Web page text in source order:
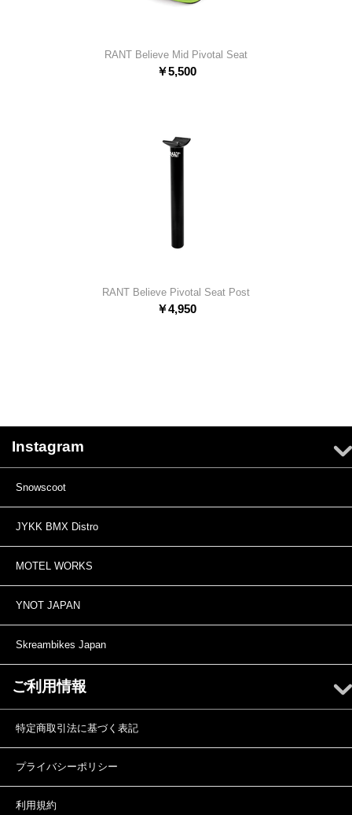
RANT Believe Mid Pivotal Seat
￥5,500
RANT Believe Pivotal Seat Post
￥4,950
Instagram
Snowscoot
JYKK BMX Distro
MOTEL WORKS
YNOT JAPAN
Skreambikes Japan
ご利用情報
特定商取引法に基づく表記
プライバシーポリシー
利用規約